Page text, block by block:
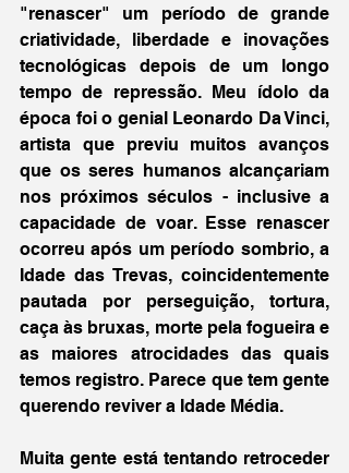
"renascer" um período de grande
criatividade, liberdade e inovações
tecnológicas depois de um longo
tempo de repressão. Meu ídolo da
época foi o genial Leonardo Da Vinci,
artista que previu muitos avanços
que os seres humanos alcançariam
nos próximos séculos - inclusive a
capacidade de voar. Esse renascer
ocorreu após um período sombrio, a
Idade das Trevas, coincidentemente
pautada por perseguição, tortura,
caça às bruxas, morte pela fogueira e
as maiores atrocidades das quais
temos registro. Parece que tem gente
querendo reviver a Idade Média.
Muita gente está tentando retroceder